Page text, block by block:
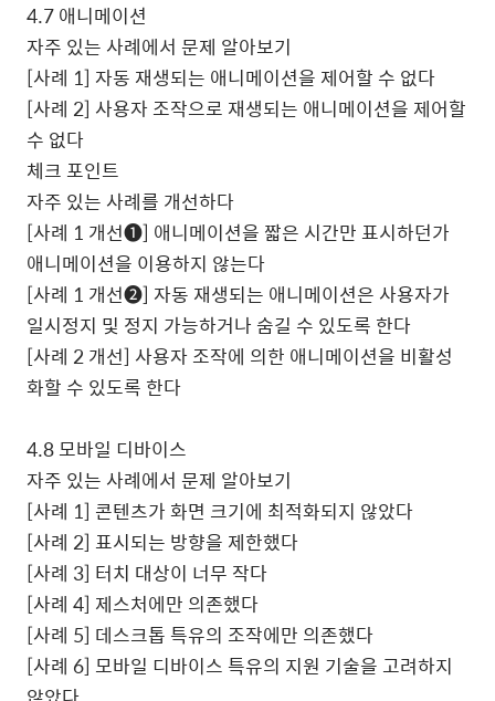
4.7애니메이션
자주 있는 사례에서 문제 알아보기
[사례 1] 자동 재생되는 애니메이션을 제어할 수 없다
[사례 2] 사용자 조작으로 재생되는 애니메이션을 제어할
수 없다
체크 포인트
자주 있는 사례를 개선하다
[사례 1 개선❶] 애니메이션을 짧은 시간만 표시하던가
애니메이션을 이용하지 않는다
[사례 1 개선❷] 자동 재생되는 애니메이션은 사용자가
일시정지 및 정지 가능하거나 숨길 수 있도록 한다
[사례 2개선] 사용자 조작에 의한 애니메이션을 비활성
화할 수 있도록 한다
4.8모바일 디바이스
자주 있는 사례에서 문제 알아보기
[사례 1] 콘텐츠가 화면 크기에 최적화되지 않았다
[사례 2] 표시되는 방향을 제한했다
[사례 3] 터치 대상이 너무 작다
[사례 4] 제스처에만 의존했다
[사례 5] 데스크톱 특유의 조작에만 의존했다
[사례 6] 모바일 디바이스 특유의 지원 기술을 고려하지